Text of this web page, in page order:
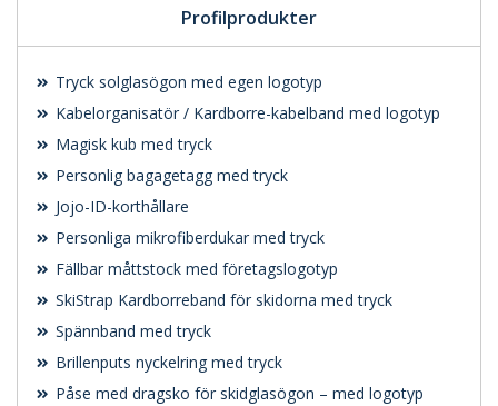
Profilprodukter
Tryck solglasögon med egen logotyp
Kabelorganisatör / Kardborre-kabelband med logotyp
Magisk kub med tryck
Personlig bagagetagg med tryck
Jojo-ID-korthållare
Personliga mikrofiberdukar med tryck
Fällbar måttstock med företagslogotyp
SkiStrap Kardborreband för skidorna med tryck
Spännband med tryck
Brillenputs nyckelring med tryck
Påse med dragsko för skidglasögon – med logotyp